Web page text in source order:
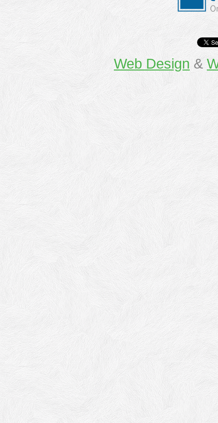
Web Design &